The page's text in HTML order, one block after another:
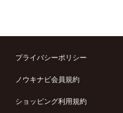
プライバシーポリシー
ノウキナビ会員規約
ショッピング利用規約